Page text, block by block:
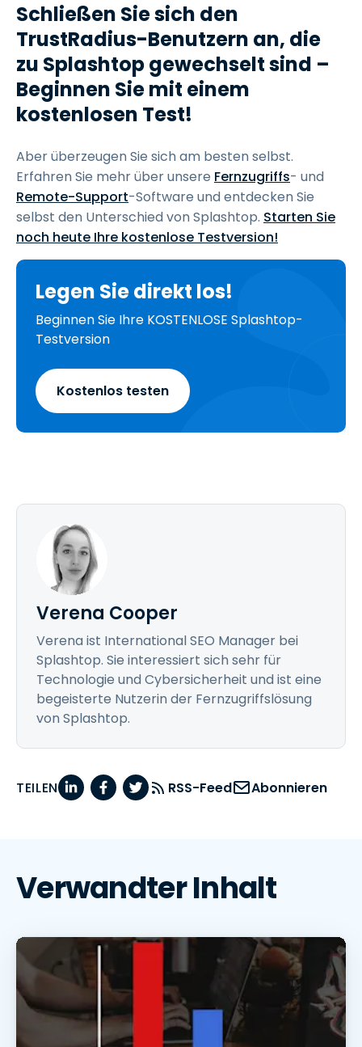
Schließen Sie sich den
TrustRadius-Benutzern an, die
zu Splashtop gewechselt sind –
Beginnen Sie mit einem
kostenlosen Test!
Aber überzeugen Sie sich am besten selbst.
Erfahren Sie mehr über unsere Fernzugriffs- und
Remote-Support-Software und entdecken Sie
selbst den Unterschied von Splashtop. Starten Sie
noch heute Ihre kostenlose Testversion!
Legen Sie direkt los!
Beginnen Sie Ihre KOSTENLOSE Splashtop-
Testversion
Kostenlos testen
Verena Cooper
Verena ist International SEO Manager bei
Splashtop. Sie interessiert sich sehr für
Technologie und Cybersicherheit und ist eine
begeisterte Nutzerin der Fernzugriffslösung
von Splashtop.
TEILEN RSS-Feed Abonnieren
Verwandter Inhalt